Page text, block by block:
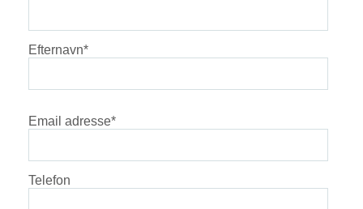
Efternavn*
Email adresse*
Telefon